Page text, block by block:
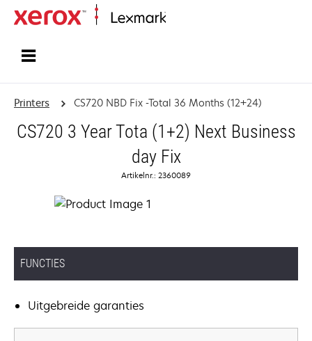
Printers CS720 NBD Fix -Total 36 Months (12+24)
CS720 3 Year Tota (1+2) Next Business
day Fix
Artikelnr.: 2360089
FUNCTIES
Uitgebreide garanties